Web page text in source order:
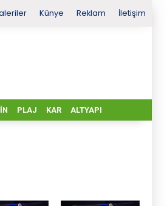
Künye Reklam İletişim
PLAJ KAR ALTYAPI